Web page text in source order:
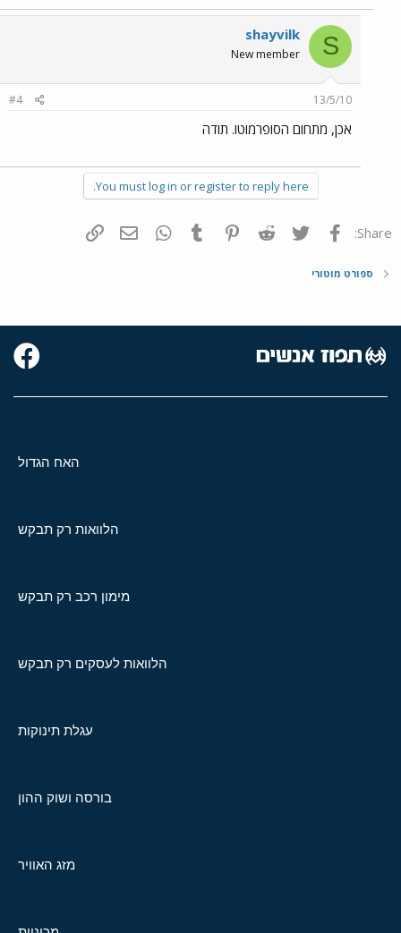
S
shayvilk
New member
13/5/10
#4
אכן, מתחום הסופרמוטו. תודה
You must log in or register to reply here.
Share: פייסבוק Twitter
Reddit
Pinterest
Tumblr
WhatsAppדואר אלקטרוני
ספורט מוטורי
האח הגדול
הלוואות רק תבקש
מימון רכב רק תבקש
הלוואות לעסקים רק תבקש
עגלת תינוקות
בורסה ושוק ההון
מזג האוויר